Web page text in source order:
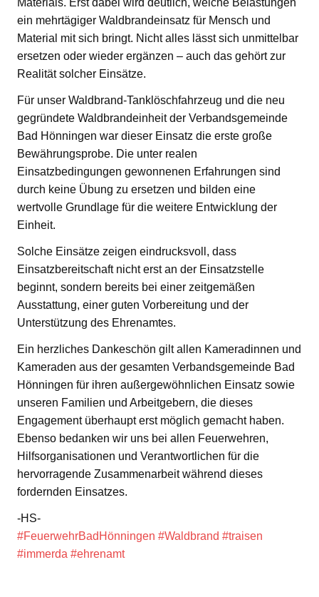
ein mehrtägiger Waldbrandeinsatz für Mensch und
Material mit sich bringt. Nicht alles lässt sich unmittelbar
ersetzen oder wieder ergänzen – auch das gehört zur
Realität solcher Einsätze.
Für unser Waldbrand-Tanklöschfahrzeug und die neu
gegründete Waldbrandeinheit der Verbandsgemeinde
Bad Hönningen war dieser Einsatz die erste große
Bewährungsprobe. Die unter realen
Einsatzbedingungen gewonnenen Erfahrungen sind
durch keine Übung zu ersetzen und bilden eine
wertvolle Grundlage für die weitere Entwicklung der
Einheit.
Solche Einsätze zeigen eindrucksvoll, dass
Einsatzbereitschaft nicht erst an der Einsatzstelle
beginnt, sondern bereits bei einer zeitgemäßen
Ausstattung, einer guten Vorbereitung und der
Unterstützung des Ehrenamtes.
Ein herzliches Dankeschön gilt allen Kameradinnen und
Kameraden aus der gesamten Verbandsgemeinde Bad
Hönningen für ihren außergewöhnlichen Einsatz sowie
unseren Familien und Arbeitgebern, die dieses
Engagement überhaupt erst möglich gemacht haben.
Ebenso bedanken wir uns bei allen Feuerwehren,
Hilfsorganisationen und Verantwortlichen für die
hervorragende Zusammenarbeit während dieses
fordernden Einsatzes.
-HS-
#FeuerwehrBadHönningen #Waldbrand #traisen
#immerda #ehrenamt